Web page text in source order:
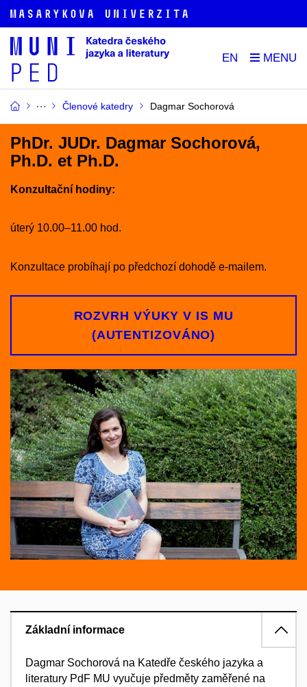
EN
Členové katedry Dagmar Sochorová
PhDr. JUDr. Dagmar Sochorová,
Ph.D. et Ph.D.
Konzultační hodiny:
úterý 10.00–11.00 hod.
Konzultace probíhají po předchozí dohodě e-mailem.
ROZVRH VÝUKY V IS MU
(AUTENTIZOVÁNO)
Základní informace
Dagmar Sochorová na Katedře českého jazyka a
literatury PdF MU vyučuje předměty zaměřené na